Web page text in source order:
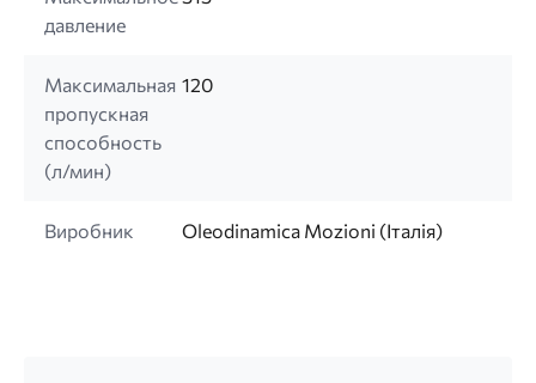
давление
Максимальная
пропускная
способность
(л/мин)
120
Виробник Oleodinamica Mozioni (Італія)